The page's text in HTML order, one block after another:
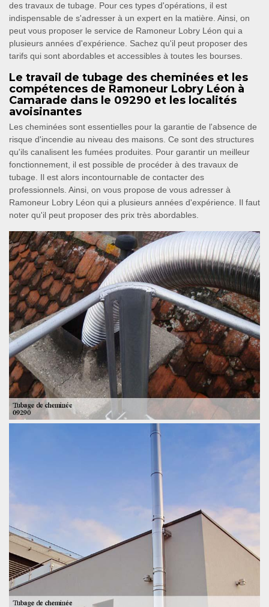
des travaux de tubage. Pour ces types d'opérations, il est
indispensable de s'adresser à un expert en la matière. Ainsi, on
peut vous proposer le service de Ramoneur Lobry Léon qui a
plusieurs années d'expérience. Sachez qu'il peut proposer des
tarifs qui sont abordables et accessibles à toutes les bourses.
Le travail de tubage des cheminées et les
compétences de Ramoneur Lobry Léon à
Camarade dans le 09290 et les localités
avoisinantes
Les cheminées sont essentielles pour la garantie de l'absence de
risque d'incendie au niveau des maisons. Ce sont des structures
qu'ils canalisent les fumées produites. Pour garantir un meilleur
fonctionnement, il est possible de procéder à des travaux de
tubage. Il est alors incontournable de contacter des
professionnels. Ainsi, on vous propose de vous adresser à
Ramoneur Lobry Léon qui a plusieurs années d'expérience. Il faut
noter qu'il peut proposer des prix très abordables.